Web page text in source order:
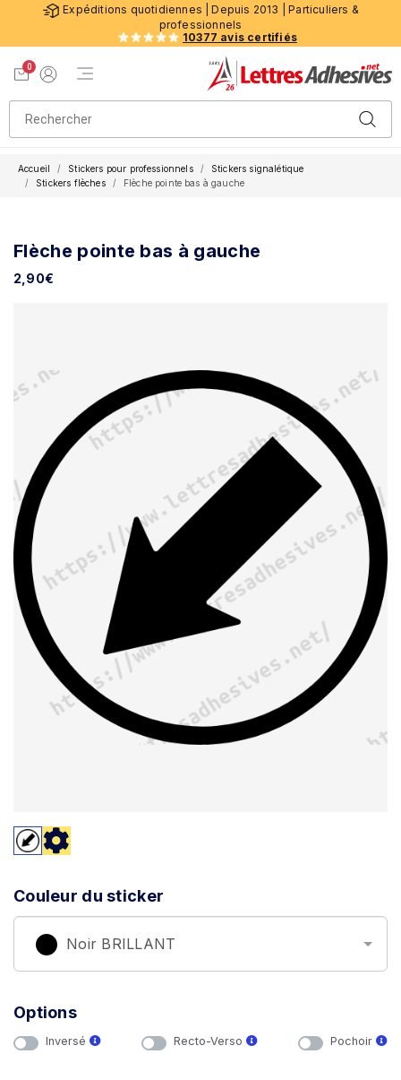
Expéditions quotidiennes | Depuis 2013 | Particuliers &
professionnels
10377 avis certifiés
0
Menu de navigation
Accueil Stickers pour professionnels
Stickers signalétique
Stickers flèches
Flèche pointe bas à gauche
Flèche pointe bas à gauche
2,90€
Couleur du sticker
Noir BRILLANT
Options
Inversé Recto-Verso Pochoir